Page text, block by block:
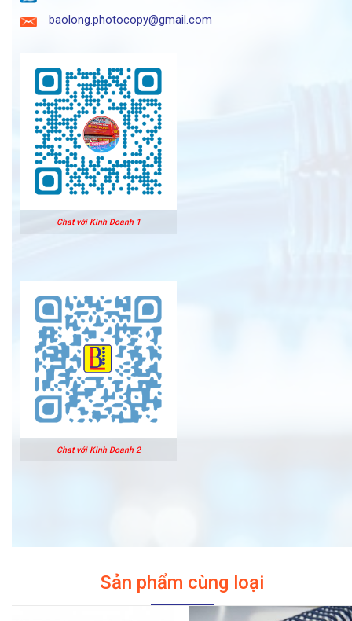
baolong.photocopy@gmail.com
Chat với Kinh Doanh 1
Chat với Kinh Doanh 2
Sản phẩm cùng loại